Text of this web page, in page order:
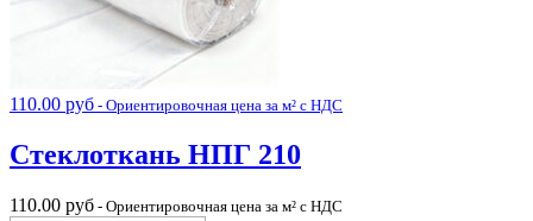
110.00 руб - Ориентировочная цена за м² с НДС
Стеклоткань НПГ 210
110.00 руб - Ориентировочная цена за м² с НДС